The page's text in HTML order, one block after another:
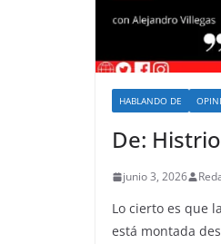
HABLANDO DE
De:
junio 3, 2026
Lo cierto es que
está montada